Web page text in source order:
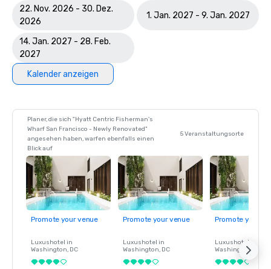
22. Nov. 2026 - 30. Dez.
2026
1. Jan. 2027 - 9. Jan. 2027
14. Jan. 2027 - 28. Feb.
2027
Kalender anzeigen
Planer, die sich "Hyatt Centric Fisherman's
Wharf San Francisco - Newly Renovated"
angesehen haben, warfen ebenfalls einen
Blick auf
5 Veranstaltungsorte
Promote your venue
Luxushotel in
Washington, DC
Promote your venue
Luxushotel in
Washington, DC
Promote your
Luxushotel in
Washington